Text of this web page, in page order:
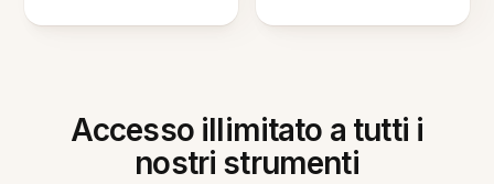
Accesso illimitato a tutti i
nostri strumenti